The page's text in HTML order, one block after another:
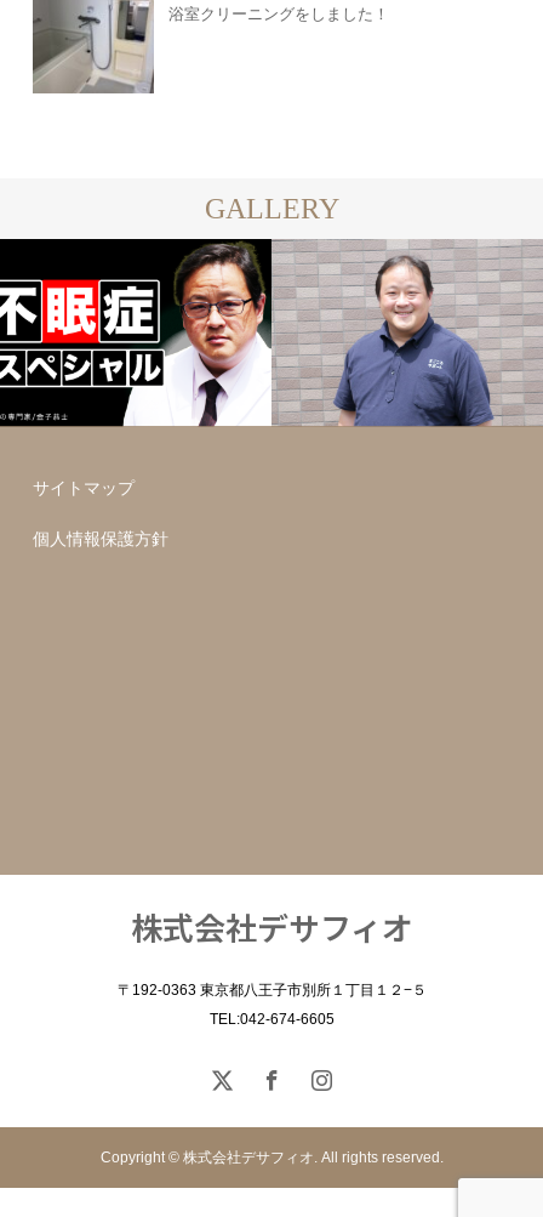
浴室クリーニングをしました！
GALLERY
サイトマップ
個人情報保護方針
株式会社デサフィオ
〒192-0363 東京都八王子市別所１丁目１２−５
TEL:042-674-6605
Copyright © 株式会社デサフィオ. All rights reserved.